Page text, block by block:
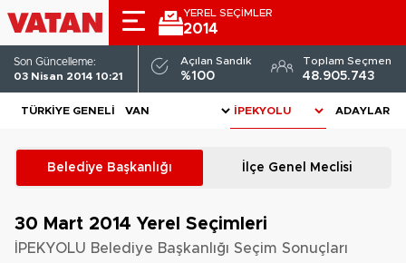
YEREL SEÇİMLER
2014
Son Güncelleme:
03 Nisan 2014 10:21
Açılan Sandık
%100
Toplam Seçmen
48.905.743
TÜRKIYE GENELI ADAYLAR
Belediye Başkanlığı İlçe Genel Meclisi
30 Mart 2014 Yerel Seçimleri
İPEKYOLU Belediye Başkanlığı Seçim Sonuçları